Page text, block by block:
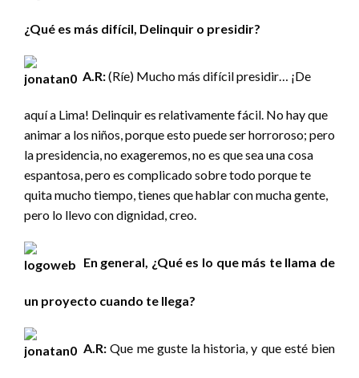
¿Qué es más difícil, Delinquir o presidir?
A.R:(Ríe) Mucho más difícil presidir… ¡De
aquí a Lima! Delinquir es relativamente fácil. No hay que
animar a los niños, porque esto puede ser horroroso; pero
la presidencia, no exageremos, no es que sea una cosa
espantosa, pero es complicado sobre todo porque te
quita mucho tiempo, tienes que hablar con mucha gente,
pero lo llevo con dignidad, creo.
En general, ¿Qué es lo que más te llama de
un proyecto cuando te llega?
A.R: Que me guste la historia, y que esté bien